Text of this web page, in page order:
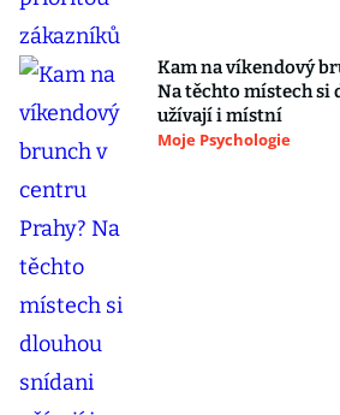
Kam na víkendový
Na těchto místech si
užívají i místní
Moje Psychologie